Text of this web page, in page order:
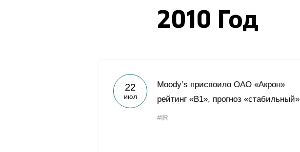
2010 Год
22
июл
Moody’s присвоило ОАО «Акрон»
рейтинг «В1», прогноз «стабильный»
#IR